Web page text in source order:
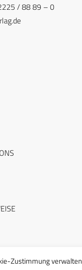
Zustimmung verwalten
/ 88 89 – 0